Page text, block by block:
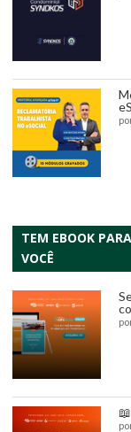
TEM EBOOK PARA
VOCÊ